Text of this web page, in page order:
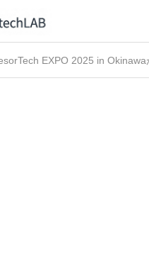
EXPO 2025 in